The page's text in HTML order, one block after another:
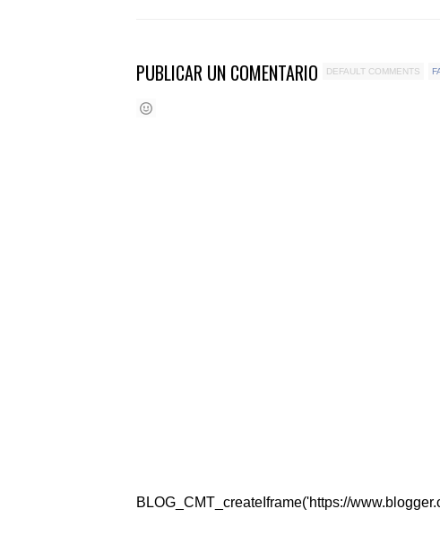
PUBLICAR UN COMENTARIO DEFAULT COMMENTS
BLOG_CMT_createIframe('https://